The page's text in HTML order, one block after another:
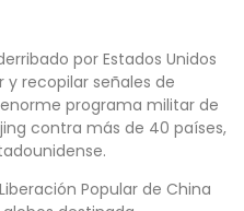
por Estados Unidos
recopilar señales de
programa militar de
contra más de 40 países,
Popular de China